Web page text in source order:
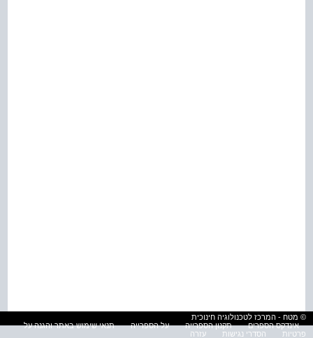
© מטח - המרכז לטכנולוגיה חינוכית
אינדקס הספרים
תקנון הספרייה על הספרייה
תנאי שימוש באתר והגנה על
פרטיות
הסדרי נגישות עזרה